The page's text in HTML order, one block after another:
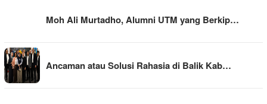
Moh Ali Murtadho, Alumni UTM yang Berkip…
Ancaman atau Solusi Rahasia di Balik Kab…